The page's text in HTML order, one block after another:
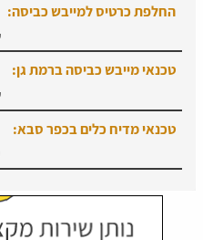
החלפת כרטיס למייבש כביסה:
טכנאי מייבש כביסה ברמת גן:
טכנאי מדיח כלים בכפר סבא: